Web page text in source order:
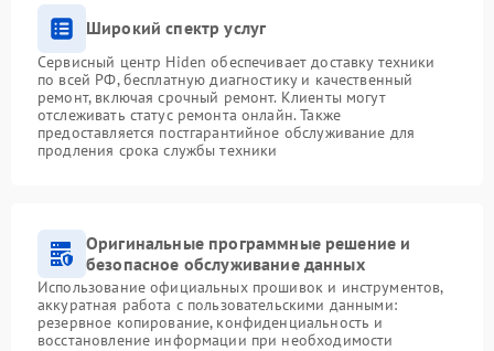
Широкий спектр услуг
Сервисный центр Hiden обеспечивает доставку техники
по всей РФ, бесплатную диагностику и качественный
ремонт, включая срочный ремонт. Клиенты могут
отслеживать статус ремонта онлайн. Также
предоставляется постгарантийное обслуживание для
продления срока службы техники
Оригинальные программные решение и
безопасное обслуживание данных
Использование официальных прошивок и инструментов,
аккуратная работа с пользовательскими данными:
резервное копирование, конфиденциальность и
восстановление информации при необходимости